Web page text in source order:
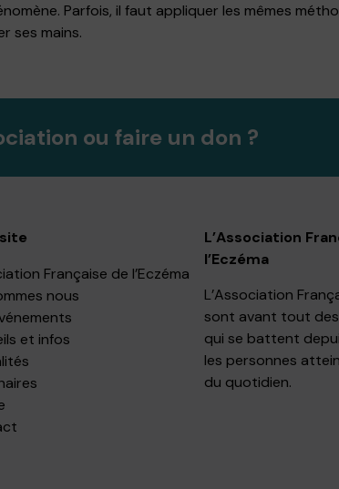
Parfois, il faut appliquer les mêmes
ses mains.
ou faire un don ?
Française de l’Eczéma
nous
et infos
L’Association
l’Eczéma
L’Association
sont avant tout
qui se battent
les personnes
du quotidien.